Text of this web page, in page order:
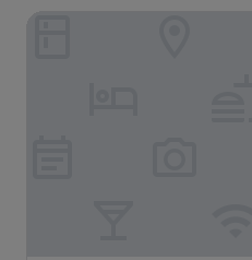
Extended Stay America